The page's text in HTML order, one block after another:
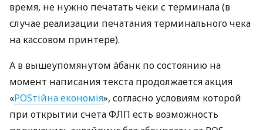
время, не нужно печатать чеки с терминала (в
случае реализации печатания терминального чека
на кассовом принтере).
А в вышеупомянутом àбанк по состоянию на
момент написания текста продолжается акция
«POSтійна економія», согласно условиям которой
при открытии счета ФЛП есть возможность